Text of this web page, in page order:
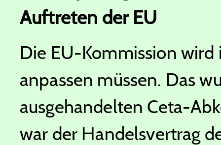
Auftreten der EU
Die EU-Kommission wird
anpassen müssen. Das
ausgehandelten Ceta-
war der Handelsvertrag